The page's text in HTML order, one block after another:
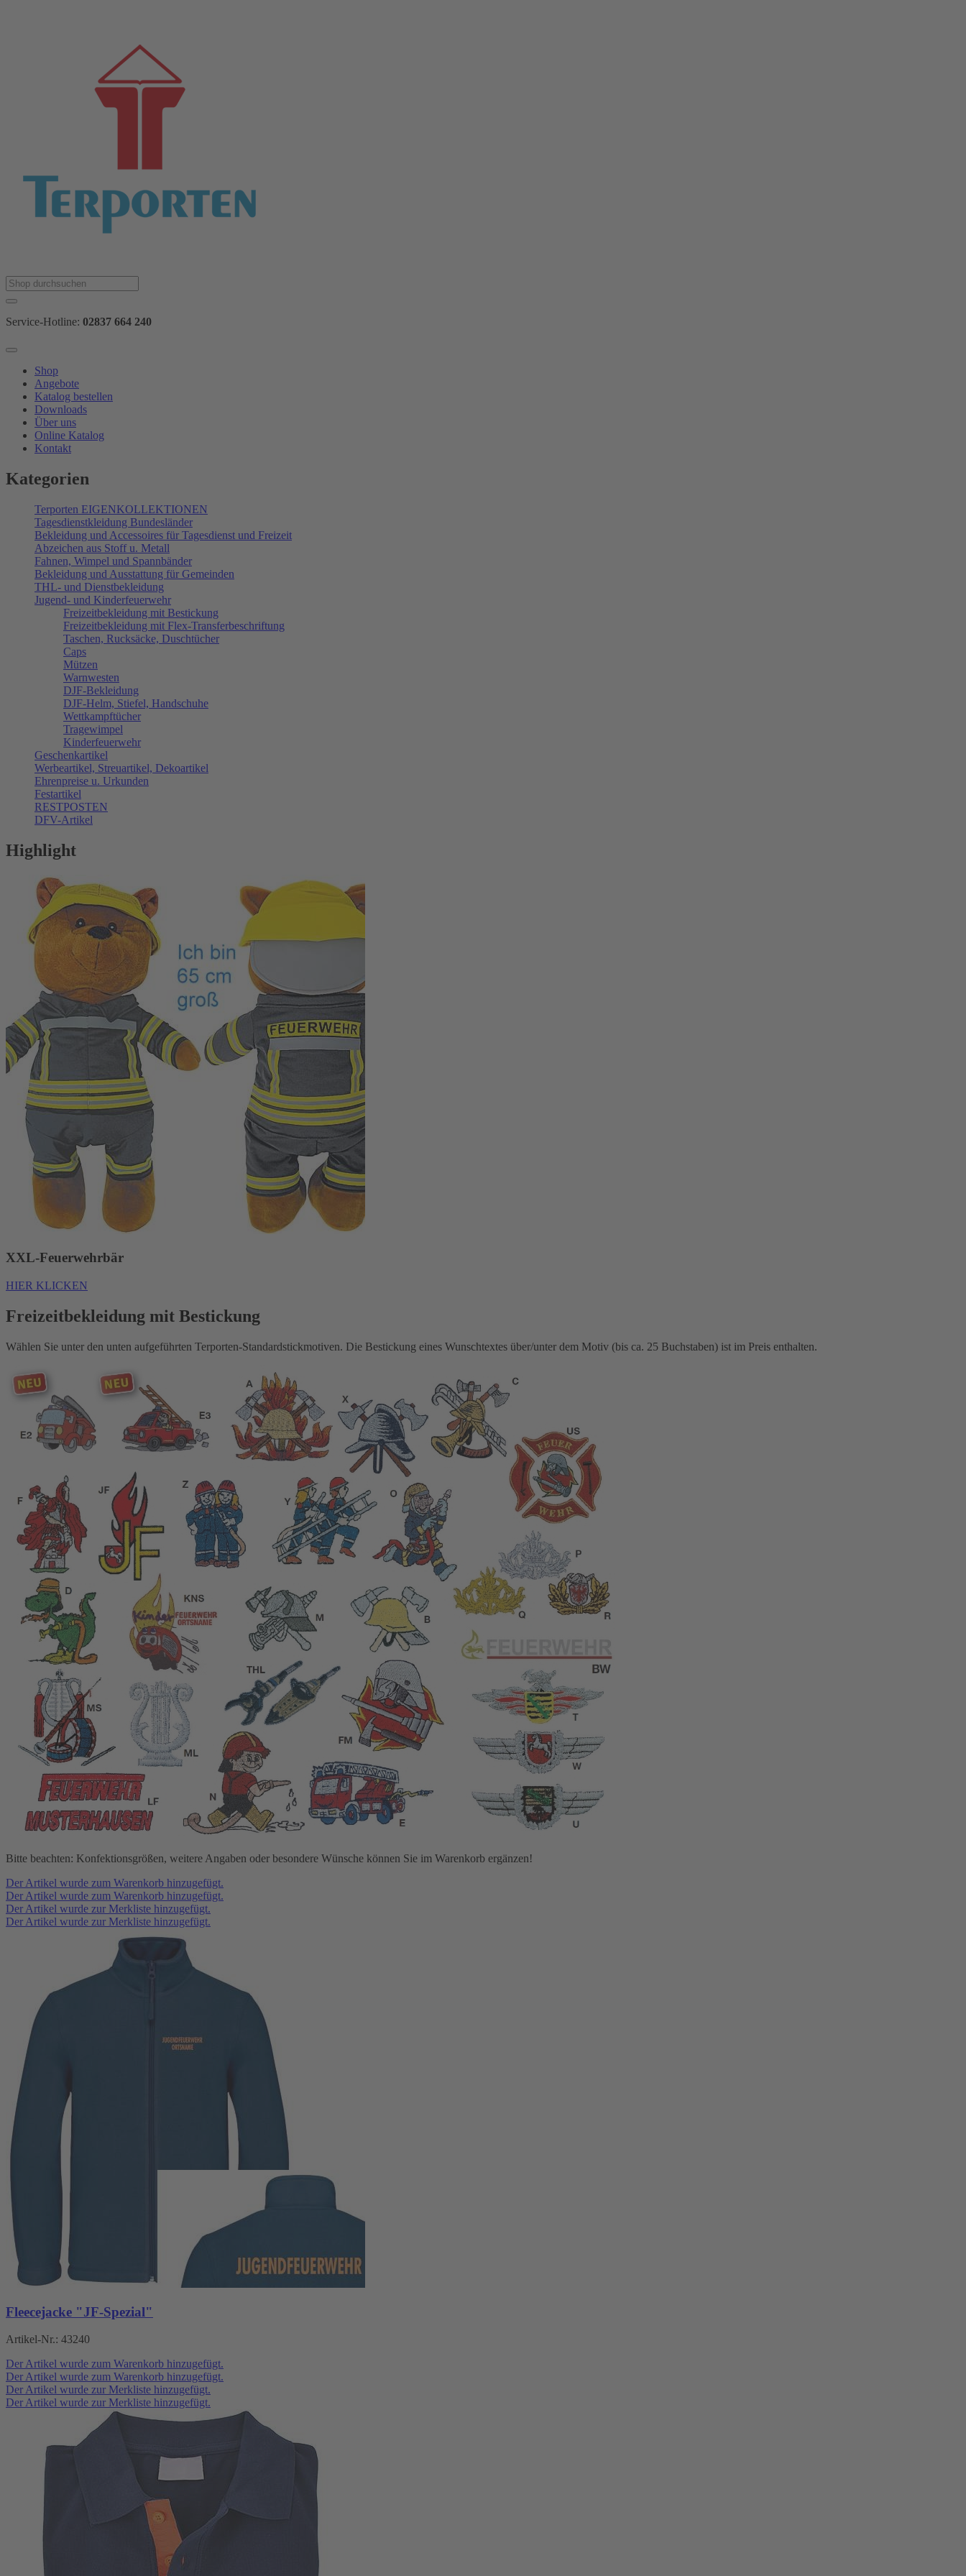
Service-Hotline: 02837 664 240
Shop
Angebote
Katalog bestellen
Downloads
Über uns
Online Katalog
Kontakt
Kategorien
Terporten EIGENKOLLEKTIONEN
Tagesdienstkleidung Bundesländer
Bekleidung und Accessoires für Tagesdienst und Freizeit
Abzeichen aus Stoff u. Metall
Fahnen, Wimpel und Spannbänder
Bekleidung und Ausstattung für Gemeinden
THL- und Dienstbekleidung
Jugend- und Kinderfeuerwehr
Freizeitbekleidung mit Bestickung
Freizeitbekleidung mit Flex-Transferbeschriftung
Taschen, Rucksäcke, Duschtücher
Caps
Mützen
Warnwesten
DJF-Bekleidung
DJF-Helm, Stiefel, Handschuhe
Wettkampftücher
Tragewimpel
Kinderfeuerwehr
Geschenkartikel
Werbeartikel, Streuartikel, Dekoartikel
Ehrenpreise u. Urkunden
Festartikel
RESTPOSTEN
DFV-Artikel
Highlight
XXL-Feuerwehrbär
HIER KLICKEN
Freizeitbekleidung mit Bestickung
Wählen Sie unter den unten aufgeführten Terporten-Standardstickmotiven. Die Bestickung eines Wunschtextes über/unter dem Motiv (bis ca. 25 Buchstaben) ist im Preis enthalten.
Bitte beachten: Konfektionsgrößen, weitere Angaben oder besondere Wünsche können Sie im Warenkorb ergänzen!
Der Artikel wurde zum Warenkorb hinzugefügt.
Der Artikel wurde zum Warenkorb hinzugefügt.
Der Artikel wurde zur Merkliste hinzugefügt.
Der Artikel wurde zur Merkliste hinzugefügt.
Fleecejacke "JF-Spezial"
Artikel-Nr.: 43240
Der Artikel wurde zum Warenkorb hinzugefügt.
Der Artikel wurde zum Warenkorb hinzugefügt.
Der Artikel wurde zur Merkliste hinzugefügt.
Der Artikel wurde zur Merkliste hinzugefügt.